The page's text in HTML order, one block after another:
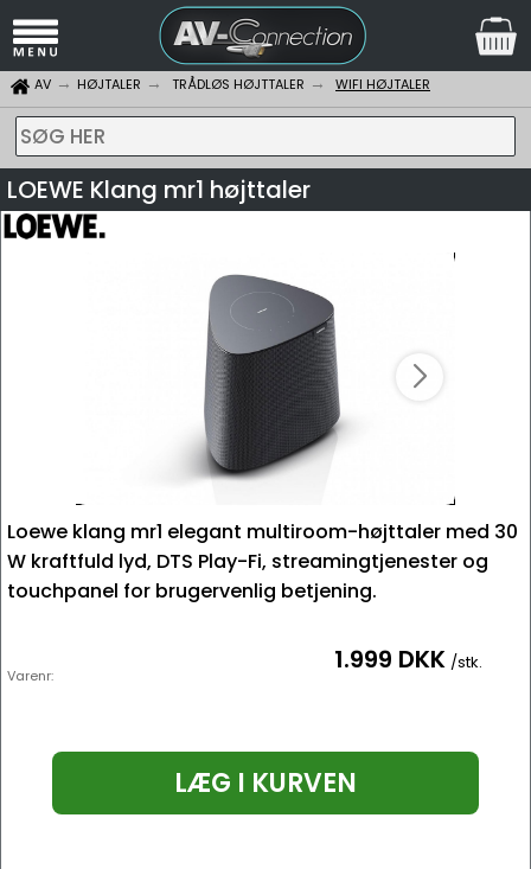
AV HØJTALER TRÅDLØS HØJTTALER WIFI HØJTALER
SØG HER
LOEWE Klang mr1 højttaler
Loewe klang mr1 elegant multiroom-højttaler med 30
W kraftfuld lyd, DTS Play-Fi, streamingtjenester og
touchpanel for brugervenlig betjening.
Varenr: 1.999 DKK /stk.
LÆG I KURVEN